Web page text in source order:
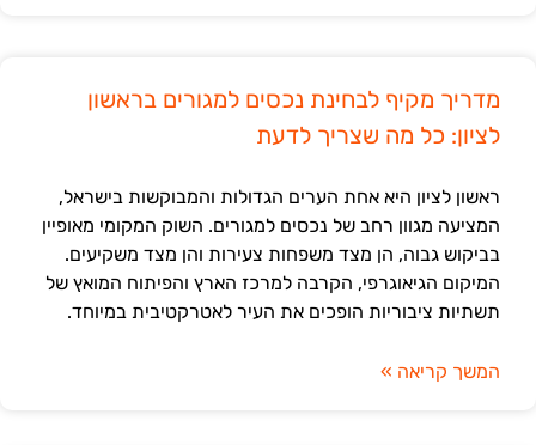
מדריך מקיף לבחינת נכסים למגורים בראשון
לציון: כל מה שצריך לדעת
ראשון לציון היא אחת הערים הגדולות והמבוקשות בישראל,
המציעה מגוון רחב של נכסים למגורים. השוק המקומי מאופיין
בביקוש גבוה, הן מצד משפחות צעירות והן מצד משקיעים.
המיקום הגיאוגרפי, הקרבה למרכז הארץ והפיתוח המואץ של
תשתיות ציבוריות הופכים את העיר לאטרקטיבית במיוחד.
המשך קריאה »